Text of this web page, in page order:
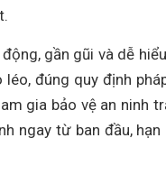
gần gũi và dễ
léo, đúng quy định
gia bảo vệ an ninh
ngay từ ban đầu,